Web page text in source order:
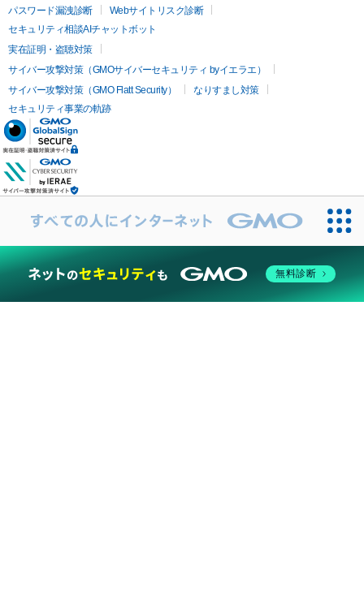
パスワード漏洩診断
Webサイトリスク診断
セキュリティ相談AIチャットボット
実在証明・盗聴対策
サイバー攻撃対策（GMOサイバーセキュリティ byイエラエ）
サイバー攻撃対策（GMO Flatt Security）
なりすまし対策
セキュリティ事業の軌跡
無料診断